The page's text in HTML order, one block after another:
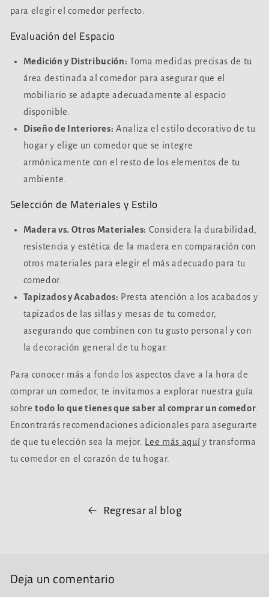
para elegir el comedor perfecto:
Evaluación del Espacio
Medición y Distribución: Toma medidas precisas de tu
área destinada al comedor para asegurar que el
mobiliario se adapte adecuadamente al espacio
disponible.
Diseño de Interiores: Analiza el estilo decorativo de tu
hogar y elige un comedor que se integre
armónicamente con el resto de los elementos de tu
ambiente.
Selección de Materiales y Estilo
Madera vs. Otros Materiales: Considera la durabilidad,
resistencia y estética de la madera en comparación con
otros materiales para elegir el más adecuado para tu
comedor.
Tapizados y Acabados: Presta atención a los acabados y
tapizados de las sillas y mesas de tu comedor,
asegurando que combinen con tu gusto personal y con
la decoración general de tu hogar.
Para conocer más a fondo los aspectos clave a la hora de
comprar un comedor, te invitamos a explorar nuestra guía
sobretodo lo que tienes que saber al comprar un comedor
Encontrarás recomendaciones adicionales para asegurarte
de que tu elección sea la mejor.
Lee más aquí y transforma
tu comedor en el corazón de tu hogar.
Regresar al blog
Deja un comentario